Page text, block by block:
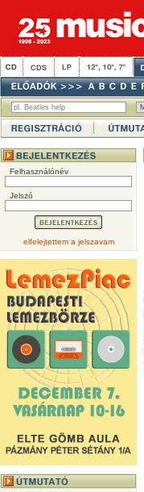
Felhasználónév
Jelszó
elfelejtettem a jelszavam